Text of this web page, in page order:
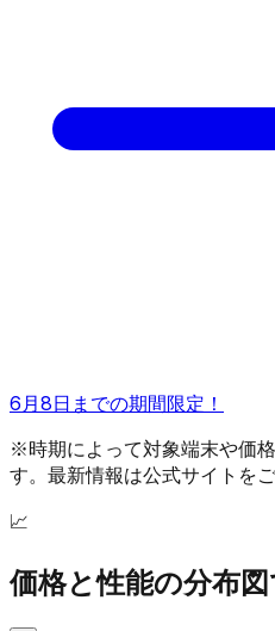
6月8日までの期間限定！
※時期によって対象端末や価
す。最新情報は公式サイトを
📈
価格と性能の分布